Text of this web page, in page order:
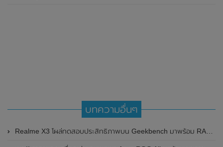
บทความอื่นๆ
Realme X3 โผล่ทดสอบประสิทธิภาพบน Geekbench มาพร้อม RAM ขนาด 12GB